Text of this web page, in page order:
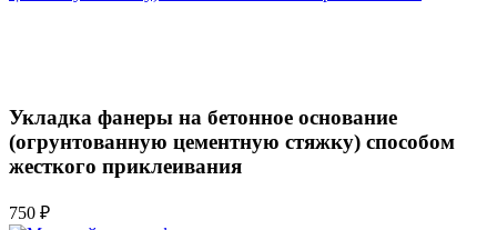
Укладка фанеры на бетонное основание
(огрунтованную цементную стяжку) способом
жесткого приклеивания
750 ₽